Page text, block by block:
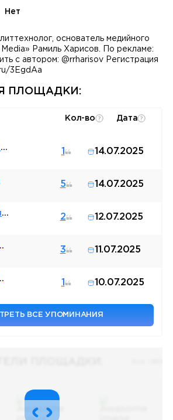
Нет
основатель медийного
Рамиль Харисов. По рекламе:
с автором: @rrharisov Регистрация
3EgdAa
ПЛОЩАДКИ:
Кол-во Дата
ПОЛИТИКА В КРУГУ 1 14.07.2025
5 14.07.2025
Московская прачечная 2 12.07.2025
3 11.07.2025
Данилин 1 10.07.2025
ВСЕ УПОМИНАНИЯ